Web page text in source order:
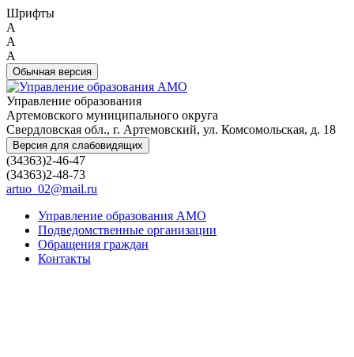
Шрифты
A
A
A
Обычная версия
Управление образования
Артемовского муниципального округа
Свердловская обл., г. Артемовский, ул. Комсомольская, д. 18
Версия для слабовидящих
(34363)2-46-47
(34363)2-48-73
artuo_02@mail.ru
Управление образования АМО
Подведомственные организации
Обращения граждан
Контакты